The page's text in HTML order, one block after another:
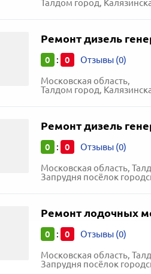
Талдом город,
Ремонт дизель
0 : 0 Отзывы (0)
Московская область,
Талдом город,
Ремонт дизель
0 : 0 Отзывы (0)
Московская область,
Запрудня посёлок
Ремонт лодочных
0 : 0 Отзывы (0)
Московская область,
Запрудня посёлок